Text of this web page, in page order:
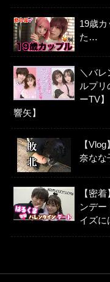
19歳
た…
＼バレ
ルプリ
ーTV
響矢】
【
奈なな
【密
ンデー
イズに